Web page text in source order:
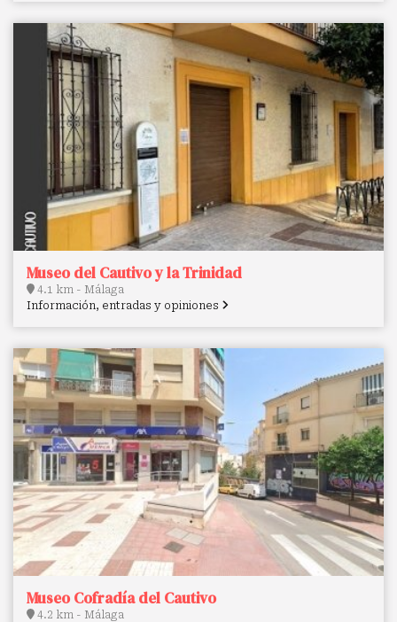
Museo del Cautivo y la Trinidad
4.1 km - Málaga
Información, entradas y opiniones
Museo Cofradía del Cautivo
4.2 km - Málaga